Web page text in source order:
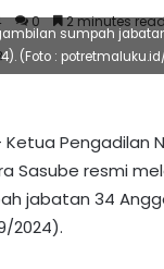
0 2 minutes
sumpah
(Foto :
Pengadilan
Sasube resmi
jabatan 34
2024).